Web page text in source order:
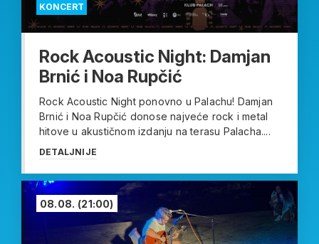
KONCERT
Rock Acoustic Night: Damjan
Brnić i Noa Rupčić
Rock Acoustic Night ponovno u Palachu! Damjan
Brnić i Noa Rupčić donose najveće rock i metal
hitove u akustičnom izdanju na terasu Palacha....
DETALJNIJE
08.08. (21:00)